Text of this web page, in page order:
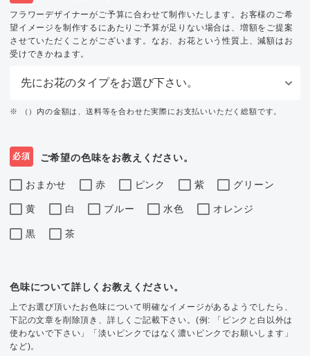
フラワーデザイナーがご予算に合わせて制作いたします。お客様のご希
望イメージを制作するにあたりご予算が足りない場合は、増額をご提案
させていただくことがございます。なお、お花という性質上、減額はお
受けできかねます。
※ （）内の金額は、送料等を合わせた実際にお支払いいただく総額です。
必須 ご希望の色味をお教えください。
おまかせ 赤 ピンク 紫 グリーン
黄 白 ブルー 水色 オレンジ
黒 茶
色味について詳しくお教えください。
上でお選び頂いたお色味について明確なイメージがあるようでしたら、
下記の文章を削除頂き、詳しくご記載下さい。(例: 「ピンクと白以外は
使わないで下さい」「淡いピンクではなく濃いピンクでお願いします」
など)。